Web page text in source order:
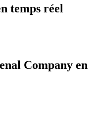
temps réel
Company en